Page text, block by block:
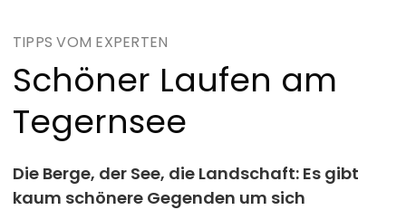
Gespräche
E-Paper
TIPPS VOM EXPERTEN
Schöner Laufen am
Tegernsee
Die Berge, der See, die Landschaft: Es gibt
kaum schönere Gegenden um sich